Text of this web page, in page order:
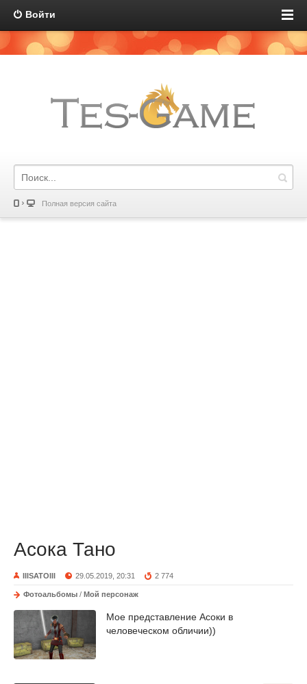
Войти
Полная версия сайта
Асока Тано
IIISATOIII 29.05.2019, 20:31 2 774
Фотоальбомы / Мой персонаж
Мое представление Асоки в
человеческом обличии))